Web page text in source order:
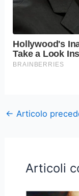
← Articolo
Articoli